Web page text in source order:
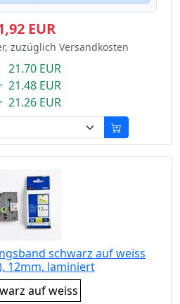
EUR
zuzüglich Versandkosten
EUR
21.48 EUR
21.26 EUR
schwarz auf weiss
12mm, laminiert
auf weiss